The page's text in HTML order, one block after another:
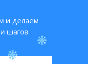
и делаем
шагов